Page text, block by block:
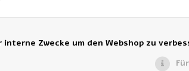
Zwecke um den Webshop zu